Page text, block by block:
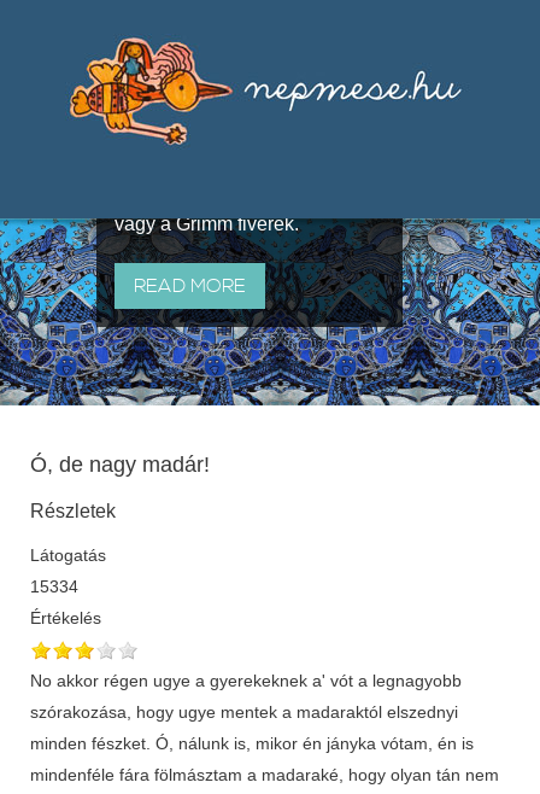
útján terjedő elbeszélésekből,
melyeket olyan ismert gyűjtők
állítottak össze, mint Benedek
vagy a Grimm fivérek.
READ MORE
Ó, de nagy madár!
Részletek
Látogatás
15334
Értékelés
No akkor régen ugye a gyerekeknek a' vót a legnagyobb
szórakozása, hogy ugye mentek a madaraktól elszednyi
minden fészket. Ó, nálunk is, mikor én jányka vótam, én is
mindenféle fára fölmásztam a madaraké, hogy olyan tán nem